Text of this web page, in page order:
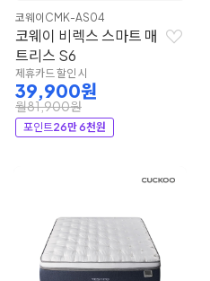
코웨이 CMK-AS04
코웨이 비렉스 스마트 매
트리스 S6
제휴카드 할인 시
39,900원
월81,900원
포인트26만 6천원